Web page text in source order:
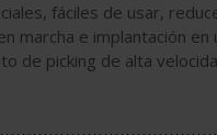
fáciles de usar,
marcha e implantación en
de picking de alta